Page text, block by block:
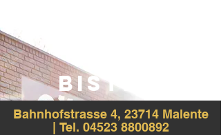
BISTRO
Bahnhofstrasse 4, 23714 Malente
Tel. 04523 8800892